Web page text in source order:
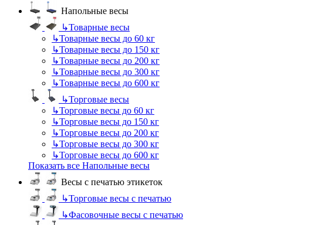
Напольные весы
↳Товарные весы
↳Товарные весы до 60 кг
↳Товарные весы до 150 кг
↳Товарные весы до 200 кг
↳Товарные весы до 300 кг
↳Товарные весы до 600 кг
↳Торговые весы
↳Торговые весы до 60 кг
↳Торговые весы до 150 кг
↳Торговые весы до 200 кг
↳Торговые весы до 300 кг
↳Торговые весы до 600 кг
Показать все Напольные весы
Весы с печатью этикеток
↳Торговые весы с печатью
↳Фасовочные весы с печатью